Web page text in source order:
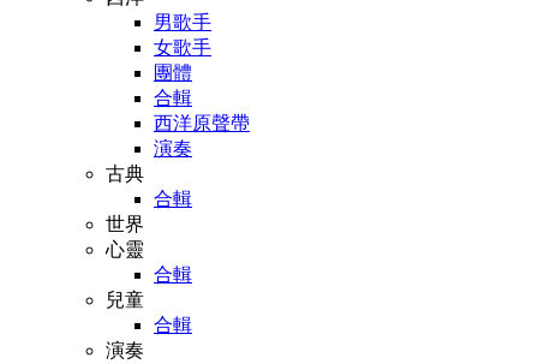
男歌手
女歌手
團體
合輯
西洋原聲帶
演奏
古典
合輯
世界
心靈
合輯
兒童
合輯
演奏